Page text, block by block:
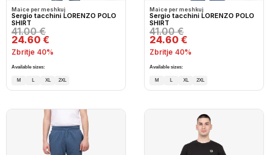
Maice per meshkuj
Sergio tacchini LORENZO POLO
SHIRT
41.00 €
24.60 €
Zbritje 40%
Available sizes:
M L XL 2XL
Maice per meshkuj
Sergio tacchini LORENZO POLO
SHIRT
41.00 €
24.60 €
Zbritje 40%
Available sizes:
M L XL 2XL